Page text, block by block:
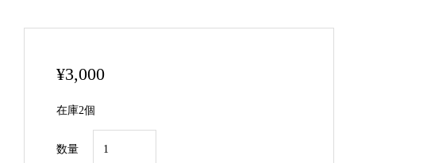
¥3,000
在庫2個
数量